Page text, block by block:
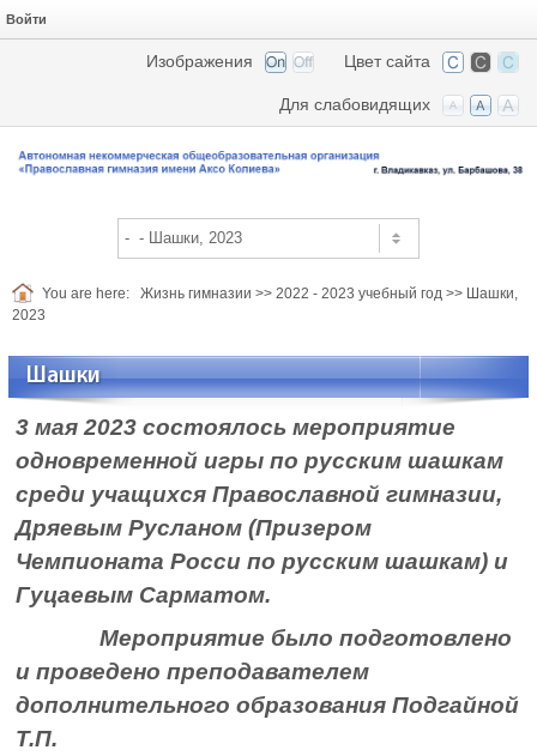
Войти
Цвет сайта
Изображения
Для слабовидящих
You are here: Жизнь гимназии >> 2022 - 2023 учебный год >> Шашки,
2023
Шашки
3 мая 2023 состоялось мероприятие
одновременной игры по русским шашкам
среди учащихся Православной гимназии,
Дряевым Русланом (Призером
Чемпионата Росси по русским шашкам) и
Гуцаевым Сарматом.
Мероприятие было подготовлено
и проведено преподавателем
дополнительного образования Подгайной
Т.П.